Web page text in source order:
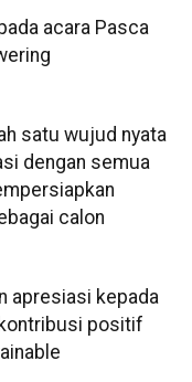
acara Pasca
satu wujud nyata
dengan semua
calon
apresiasi kepada
positif